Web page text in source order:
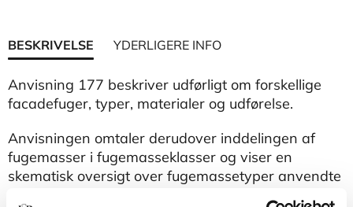
BESKRIVELSE YDERLIGERE INFO
Anvisning 177 beskriver udførligt om forskellige
facadefuger, typer, materialer og udførelse.
Anvisningen omtaler derudover inddelingen af
fugemasser i fugemasseklasser og viser en
skematisk oversigt over fugemassetyper anvendte